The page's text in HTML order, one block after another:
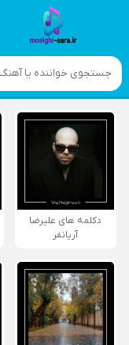
دکلمه های علیرضا
آریانفر